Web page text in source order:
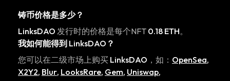
铸币价格是多少？
LinksDAO 发行时的价格是每个NFT 0.18 ETH。
我如何能得到 LinksDAO ？
您可以在二级市场上购买 LinksDAO ，如： OpenSea,
X2Y2, Blur, LooksRare, Gem, Uniswap,